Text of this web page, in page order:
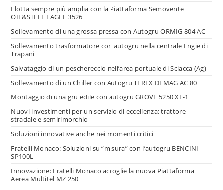
Flotta sempre più amplia con la Piattaforma Semovente
OIL&STEEL EAGLE 3526
Sollevamento di una grossa pressa con Autogru ORMIG 804 AC
Sollevamento trasformatore con autogru nella centrale Engie di
Trapani
Salvataggio di un peschereccio nell’area portuale di Sciacca (Ag)
Sollevamento di un Chiller con Autogru TEREX DEMAG AC 80
Montaggio di una gru edile con autogru GROVE 5250 XL-1
Nuovi investimenti per un servizio di eccellenza: trattore
stradale e semirimorchio
Soluzioni innovative anche nei momenti critici
Fratelli Monaco: Soluzioni su “misura” con l’autogru BENCINI
SP100L
Innovazione: Fratelli Monaco accoglie la nuova Piattaforma
Aerea Multitel MZ 250